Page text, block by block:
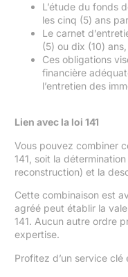
L’étude du fonds
les cinq (5) ans
Le carnet
(5) ou dix (10)
Ces obligations
financière
l’entretien des
Lien avec la loi 141
Vous pouvez combiner
141, soit la
reconstruction) et la
Cette combinaison est
agréé peut établir la
141. Aucun autre ordre
expertise.
Profitez d’un service